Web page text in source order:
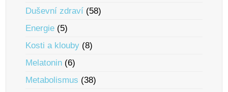
Duševní zdraví (58)
Energie (5)
Kosti a klouby (8)
Melatonin (6)
Metabolismus (38)